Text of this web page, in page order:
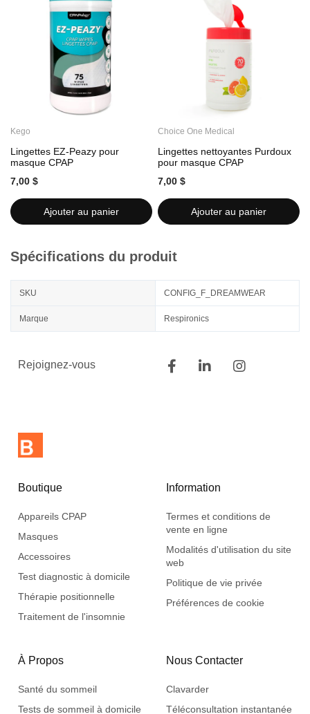
Kego
Lingettes EZ-Peazy pour
masque CPAP
7,00 $
Ajouter au panier
Choice One Medical
Lingettes nettoyantes Purdoux
pour masque CPAP
7,00 $
Ajouter au panier
Spécifications du produit
SKU CONFIG_F_DREAMWEAR
Marque Respironics
Rejoignez-vous
Boutique
Appareils CPAP
Masques
Accessoires
Test diagnostic à domicile
Thérapie positionnelle
Traitement de l'insomnie
Information
Termes et conditions de
vente en ligne
Modalités d'utilisation du site
web
Politique de vie privée
Préférences de cookie
À Propos
Santé du sommeil
Tests de sommeil à domicile
Nous Contacter
Clavarder
Téléconsultation instantanée